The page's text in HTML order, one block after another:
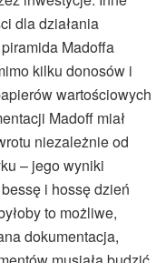
dla działania
Madoffa
kilku donosów i
wartościowych
Madoff miał
niezależnie od
– jego wyniki
i hossę dzień
to możliwe,
dokumentacja,